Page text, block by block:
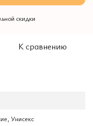
скидки
К сравнению
Унисекс